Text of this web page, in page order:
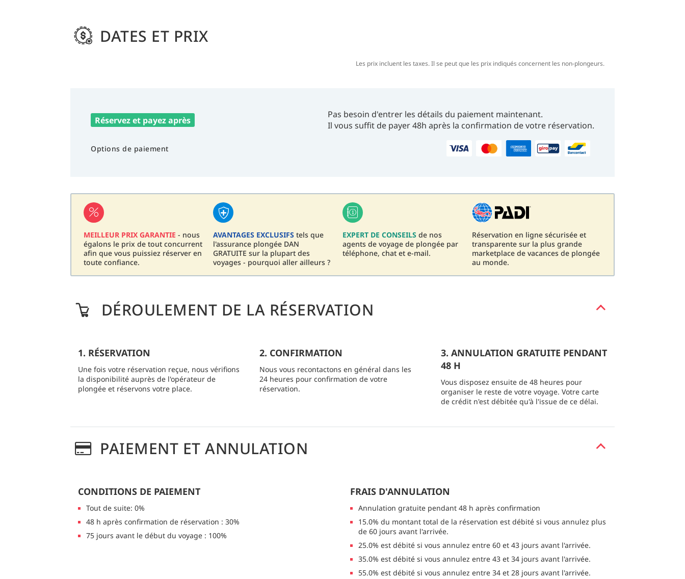
DATES ET PRIX
Les prix incluent les taxes. Il se peut que les prix indiqués concernent les non-plongeurs.
Réservez et payez après
Pas besoin d'entrer les détails du paiement maintenant.
Il vous suffit de payer 48h après la confirmation de votre réservation.
Options de paiement
MEILLEUR PRIX GARANTIE - nous
égalons le prix de tout concurrent
afin que vous puissiez réserver en
toute confiance.
AVANTAGES EXCLUSIFS tels que
l'assurance plongée DAN
GRATUITE sur la plupart des
voyages - pourquoi aller ailleurs ?
EXPERT DE CONSEILS de nos
agents de voyage de plongée par
téléphone, chat et e-mail.
Réservation en ligne sécurisée et
transparente sur la plus grande
marketplace de vacances de plongée
au monde.
DÉROULEMENT DE LA RÉSERVATION
1. RÉSERVATION
Une fois votre réservation reçue, nous vérifions
la disponibilité auprès de l'opérateur de
plongée et réservons votre place.
2. CONFIRMATION
Nous vous recontactons en général dans les
24 heures pour confirmation de votre
réservation.
3. ANNULATION GRATUITE PENDANT
48 H
Vous disposez ensuite de 48 heures pour
organiser le reste de votre voyage. Votre carte
de crédit n'est débitée qu'à l'issue de ce délai.
PAIEMENT ET ANNULATION
CONDITIONS DE PAIEMENT
Tout de suite: 0%
48 h après confirmation de réservation : 30%
75 jours avant le début du voyage : 100%
FRAIS D'ANNULATION
Annulation gratuite pendant 48 h après confirmation
15.0% du montant total de la réservation est débité si vous annulez plus
de 60 jours avant l'arrivée.
25.0% est débité si vous annulez entre 60 et 43 jours avant l'arrivée.
35.0% est débité si vous annulez entre 43 et 34 jours avant l'arrivée.
55.0% est débité si vous annulez entre 34 et 28 jours avant l'arrivée.